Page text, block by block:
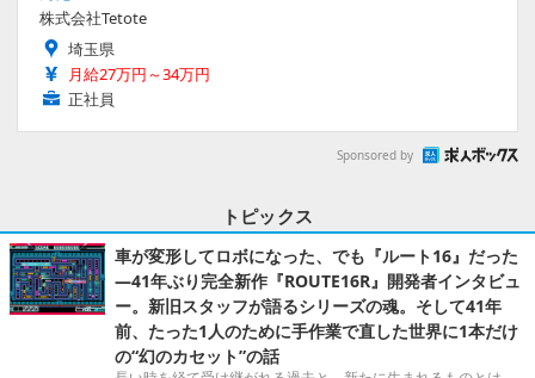
株式会社Tetote
埼玉県
月給27万円～34万円
正社員
Sponsored by
トピックス
車が変形してロボになった、でも『ルート16』だった
―41年ぶり完全新作『ROUTE16R』開発者インタビュ
ー。新旧スタッフが語るシリーズの魂。そして41年
前、たった1人のために手作業で直した世界に1本だけ
の“幻のカセット”の話